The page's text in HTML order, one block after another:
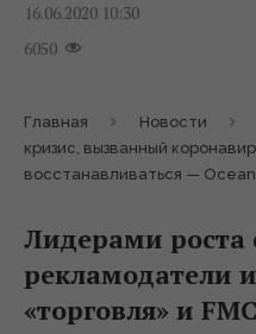
16.06.2020 10:30
6050
Главная Новости
кризис, вызванный
восстанавливаться —
Лидерами роста
рекламодатели
«торговля» и